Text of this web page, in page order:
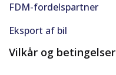
FDM-fordelspartner
Eksport af bil
Vilkår og betingelser